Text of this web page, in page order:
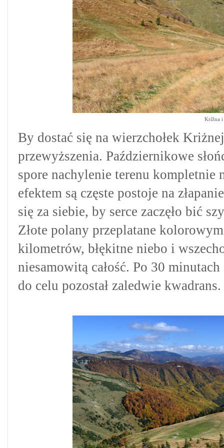
Krížna i
By dostać się na wierzchołek
przewyższenia. Październikowe
spore nachylenie terenu kompletnie
efektem są częste postoje na
się za siebie, by serce zaczęło bić
Złote polany przeplatane
kilometrów, błękitne niebo i
niesamowitą całość. Po 30
do celu pozostał zaledwie kwadrans.